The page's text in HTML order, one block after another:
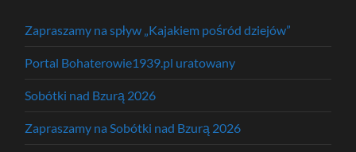
Zapraszamy na spływ „Kajakiem pośród dziejów”
Portal Bohaterowie1939.pl uratowany
Sobótki nad Bzurą 2026
Zapraszamy na Sobótki nad Bzurą 2026